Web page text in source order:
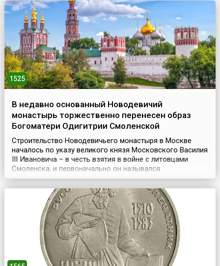
1525
В недавно основанный Новодевичий
монастырь торжественно перенесен образ
Богоматери Одигитрии Смоленской
Строительство Новодевичьего монастыря в Москве
началось по указу великого князя Московского Василия
III Ивановича – в честь взятия в войне с литовцами
Смоленска, и первоначально он назывался
«Богородице-Смоленский». Монастырь представлял
собой крепость, обнесенную мощной крепостной стеной
с 12 башнями.Год спустя, (28 июля) 7 августа 1525 года,
сюда из Благовещенского собора московского Кремля